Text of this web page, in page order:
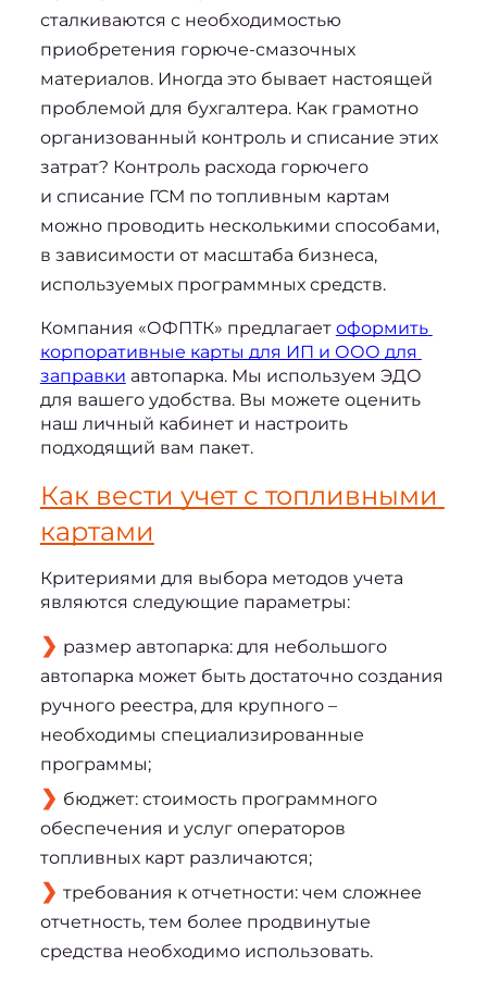
сталкиваются с необходимостью
приобретения горюче-смазочных
материалов. Иногда это бывает настоящей
проблемой для бухгалтера. Как грамотно
организованный контроль и списание этих
затрат? Контроль расхода горючего
и списание ГСМ по топливным картам
можно проводить несколькими способами,
в зависимости от масштаба бизнеса,
используемых программных средств.
Компания «ОФПТК» предлагает оформить
корпоративные карты для ИП и ООО для
заправки автопарка. Мы используем ЭДО
для вашего удобства. Вы можете оценить
наш личный кабинет и настроить
подходящий вам пакет.
Как вести учет с топливными
картами
Критериями для выбора методов учета
являются следующие параметры:
размер автопарка: для небольшого
автопарка может быть достаточно создания
ручного реестра, для крупного –
необходимы специализированные
программы;
бюджет: стоимость программного
обеспечения и услуг операторов
топливных карт различаются;
требования к отчетности: чем сложнее
отчетность, тем более продвинутые
средства необходимо использовать.